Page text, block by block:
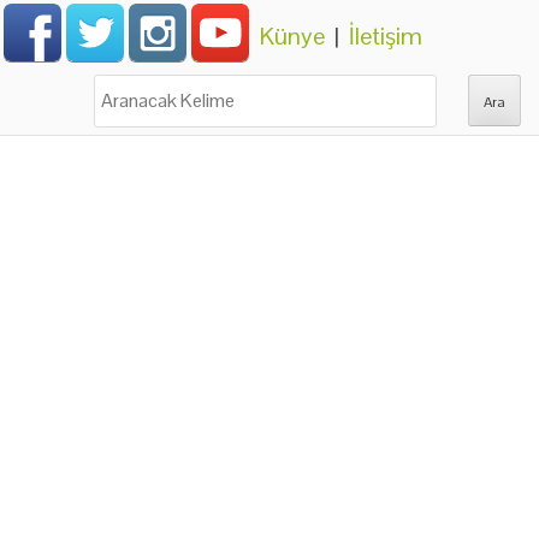
Künye | İletişim